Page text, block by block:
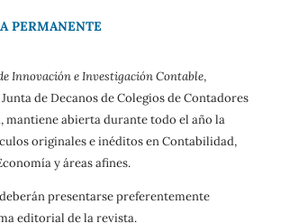
PERMANENTE
Innovación e Investigación Contable,
de Decanos de Colegios de Contadores
mantiene abierta durante todo el año la
originales e inéditos en Contabilidad,
y áreas afines.
presentarse preferentemente
editorial de la revista.